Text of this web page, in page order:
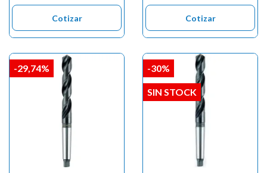
Cotizar Cotizar
-29,74% -30%
SIN STOCK